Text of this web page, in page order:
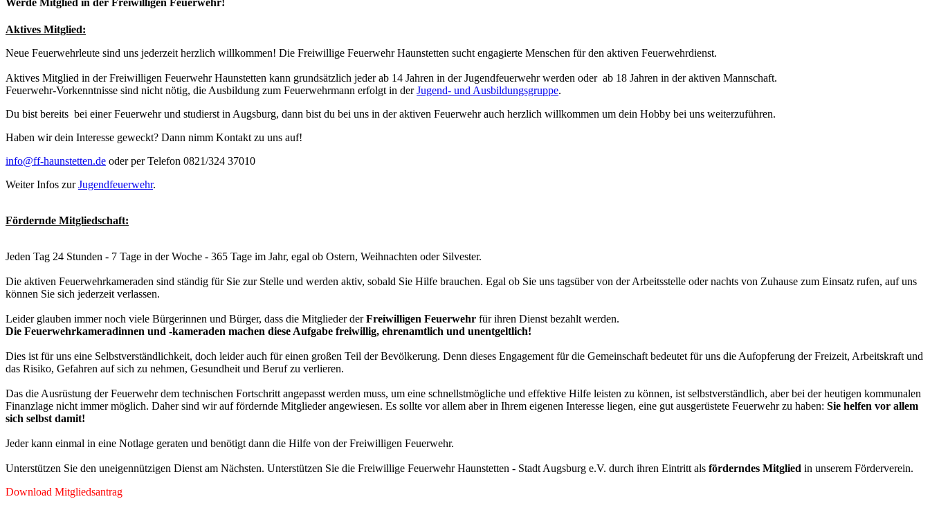
Werde Mitglied in der Freiwilligen Feuerwehr!
Aktives Mitglied:
Neue Feuerwehrleute sind uns jederzeit herzlich willkommen! Die Freiwillige Feuerwehr Haunstetten sucht engagierte Menschen für den aktiven Feuerwehrdienst.
Aktives Mitglied in der Freiwilligen Feuerwehr Haunstetten kann grundsätzlich jeder ab 14 Jahren in der Jugendfeuerwehr werden oder ab 18 Jahren in der aktiven Mannschaft.
Feuerwehr-Vorkenntnisse sind nicht nötig, die Ausbildung zum Feuerwehrmann erfolgt in derJugend- und Ausbildungsgruppe.
Du bist bereits bei einer Feuerwehr und studierst in Augsburg, dann bist du bei uns in der aktiven Feuerwehr auch herzlich willkommen um dein Hobby bei uns weiterzuführen.
Haben wir dein Interesse geweckt? Dann nimm Kontakt zu uns auf!
info@ff-haunstetten.de oder per Telefon 0821/324 37010
Weiter Infos zurJugendfeuerwehr.
Fördernde Mitgliedschaft:
Jeden Tag 24 Stunden - 7 Tage in der Woche - 365 Tage im Jahr, egal ob Ostern, Weihnachten oder Silvester.
Die aktiven Feuerwehrkameraden sind ständig für Sie zur Stelle und werden aktiv, sobald Sie Hilfe brauchen. Egal ob Sie uns tagsüber von der Arbeitsstelle oder nachts von Zuhause zum Einsatz rufen, auf uns
können Sie sich jederzeit verlassen.
Leider glauben immer noch viele Bürgerinnen und Bürger, dass die Mitglieder derFreiwilligen Feuerwehr für ihren Dienst bezahlt werden.
Die Feuerwehrkameradinnen und -kameraden machen diese Aufgabe freiwillig, ehrenamtlich und unentgeltlich!
Dies ist für uns eine Selbstverständlichkeit, doch leider auch für einen großen Teil der Bevölkerung. Denn dieses Engagement für die Gemeinschaft bedeutet für uns die Aufopferung der Freizeit, Arbeitskraft und
das Risiko, Gefahren auf sich zu nehmen, Gesundheit und Beruf zu verlieren.
Das die Ausrüstung der Feuerwehr dem technischen Fortschritt angepasst werden muss, um eine schnellstmögliche und effektive Hilfe leisten zu können, ist selbstverständlich, aber bei der heutigen kommunalen
Finanzlage nicht immer möglich. Daher sind wir auf fördernde Mitglieder angewiesen. Es sollte vor allem aber in Ihrem eigenen Interesse liegen, eine gut ausgerüstete Feuerwehr zu haben: Sie helfen vor allem
sich selbst damit!
Jeder kann einmal in eine Notlage geraten und benötigt dann die Hilfe von der Freiwilligen Feuerwehr.
Unterstützen Sie den uneigennützigen Dienst am Nächsten. Unterstützen Sie die Freiwillige Feuerwehr Haunstetten - Stadt Augsburg e.V. durch ihren Eintritt als förderndes Mitglied in unserem Förderverein.
Download Mitgliedsantrag